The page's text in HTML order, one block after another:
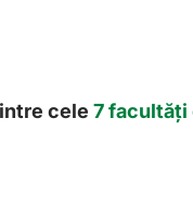
cele 7 facultăți